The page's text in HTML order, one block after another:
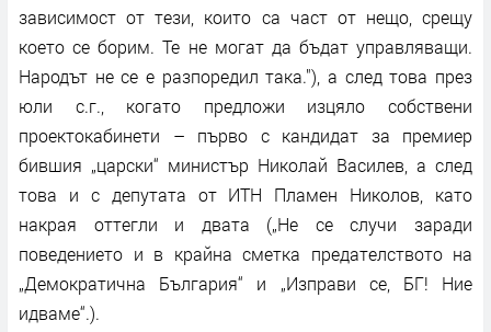
зависимост от тези, които са част от нещо, срещу
което се борим. Те не могат да бъдат управляващи.
Народът не се е разпоредил така."), а след това през
юли с.г., когато предложи изцяло собствени
проектокабинети – първо с кандидат за премиер
бившия „царски“ министър Николай Василев, а след
това и с депутата от ИТН Пламен Николов, като
накрая оттегли и двата („Не се случи заради
поведението и в крайна сметка предателството на
„Демократична България“ и „Изправи се, БГ! Ние
идваме“.).